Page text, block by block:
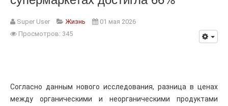
Super User Жизнь
01 мая 2026
Просмотров: 345
Согласно данным нового исследования, разница в ценах
между органическими и неорганическими продуктами